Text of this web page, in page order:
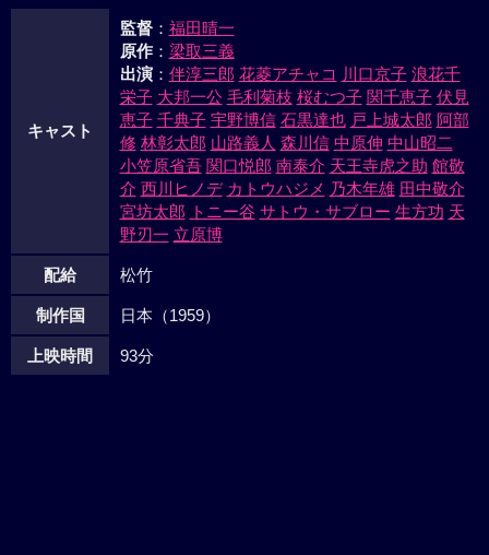
キャスト
監督： 福田晴一
原作： 梁取三義
出演： 伴淳三郎 花菱アチャコ 川口京子 浪花千
栄子 大邦一公 毛利菊枝 桜むつ子 関千恵子 伏見
恵子 千典子 宇野博信 石黒達也 戸上城太郎 阿部
修 林彰太郎 山路義人 森川信 中原伸 中山昭二
小笠原省吾 関口悦郎 南泰介 天王寺虎之助 館敬
介 西川ヒノデ カトウハジメ 乃木年雄 田中敬介
宮坊太郎 トニー谷 サトウ・サブロー 生方功 天
野刃一 立原博
配給 松竹
制作国 日本（1959）
上映時間 93分